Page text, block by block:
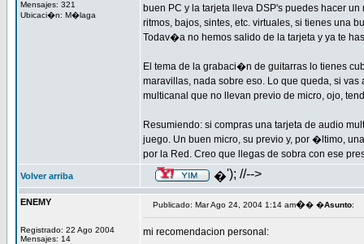
Mensajes: 321
Ubicaci�n: M�laga
buen PC y la tarjeta lleva DSP's puedes hacer
ritmos, bajos, sintes, etc. virtuales, si tienes una
Todav�a no hemos salido de la tarjeta y ya te
El tema de la grabaci�n de guitarras lo tienes
maravillas, nada sobre eso. Lo que queda, si
multicanal que no llevan previo de micro, ojo,
Resumiendo: si compras una tarjeta de audio
juego. Un buen micro, su previo y, por �ltimo,
por la Red. Creo que llegas de sobra con ese
Volver arriba �'); //-->
ENEMY
Registrado: 22 Ago 2004
Mensajes: 14
Publicado: Mar Ago 24, 2004 1:14 am�� �Asunto:
mi recomendacion personal: